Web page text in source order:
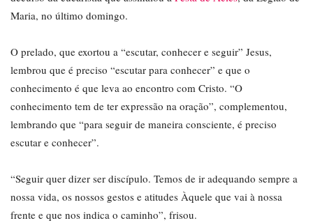
Maria, no último domingo.
O prelado, que exortou a “escutar, conhecer e seguir” Jesus,
lembrou que é preciso “escutar para conhecer” e que o
conhecimento é que leva ao encontro com Cristo. “O
conhecimento tem de ter expressão na oração”, complementou,
lembrando que “para seguir de maneira consciente, é preciso
escutar e conhecer”.
“Seguir quer dizer ser discípulo. Temos de ir adequando sempre a
nossa vida, os nossos gestos e atitudes Àquele que vai à nossa
frente e que nos indica o caminho”, frisou.